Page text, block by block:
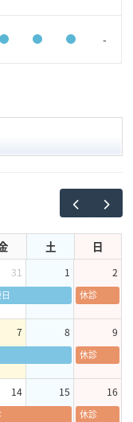
-
土 日
31 1 2
休診
7 8 9
休診
14 15 16
休診